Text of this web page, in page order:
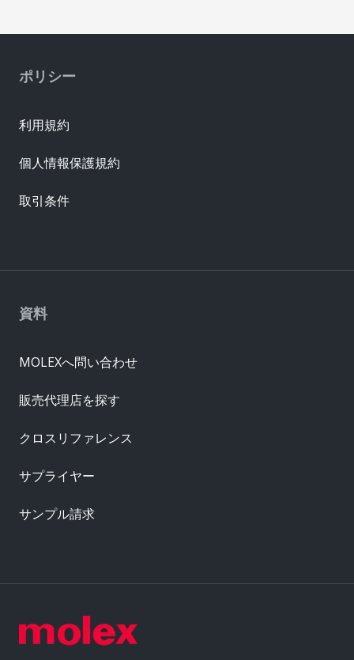
資料
MOLEXへ問い合わせ
販売代理店を探す
クロスリファレンス
サプライヤー
サンプル請求
ポリシー
利用規約
個人情報保護規約
取引条件